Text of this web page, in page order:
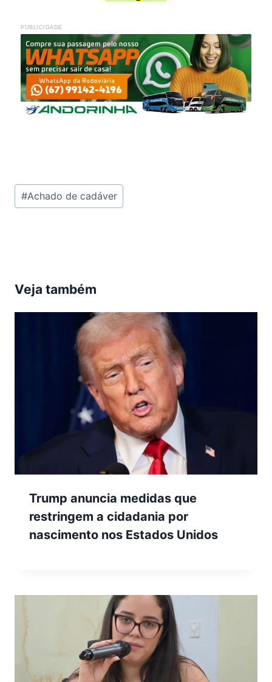
PUBLICIDADE
Tags
do
#Achado de cadáver
Veja também
Trump anuncia medidas que
restringem a cidadania por
nascimento nos Estados Unidos